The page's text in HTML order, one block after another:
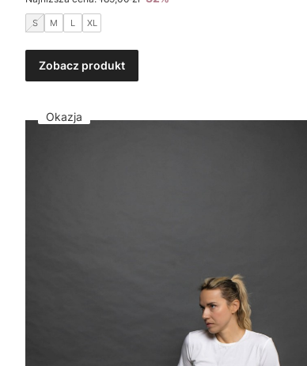
S M L XL
Zobacz produkt
Okazja